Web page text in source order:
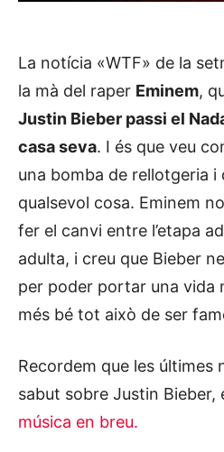
La notícia «WTF» de la
la mà del raper Eminem,
Justin Bieber passi el
casa seva. I és que veu
una bomba de rellotgeria i
qualsevol cosa. Eminem
fer el canvi entre l’etapa
adulta, i creu que Bieber
per poder portar una vida
més bé tot això de ser
Recordem que les últimes
sabut sobre Justin Bieber,
música en breu.